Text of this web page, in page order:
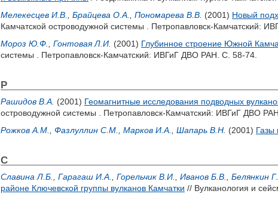
Мелекесцев И.В.
Брайцева О.А. Пономарева В.В. (2001) Новый
Камчатской островодужной системы . Петропавловск-Камчатский:
Мороз Ю.Ф.
Гонтовая Л.И. (2001) Глубинное строение Южной
системы . Петропавловск-Камчатский: ИВГиГ ДВО РАН. С. 58-74.
Р
Рашидов В.А. (2001) Геомагнитные исследования подводных
островодужной системы . Петропавловск-Камчатский: ИВГиГ ДВО
Рожков А.М.
Фазлуллин С.М. Марков И.А. Шапарь В.Н. (2001) Газы
С
Славина Л.Б. Гарагаш И.А. Горельчик В.И. Иванов Б.В. Белянкин
районе Ключевской группы вулканов Камчатки // Вулканология и